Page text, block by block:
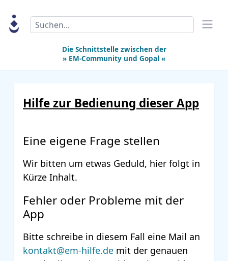
Search
Die Schnittstelle zwischen der
» EM-Community und Gopal «
Hilfe zur Bedienung dieser App
Eine eigene Frage stellen
Wir bitten um etwas Geduld, hier folgt in
Kürze Inhalt.
Fehler oder Probleme mit der
App
Bitte schreibe in diesem Fall eine Mail an
kontakt@em-hilfe.de mit der genauen